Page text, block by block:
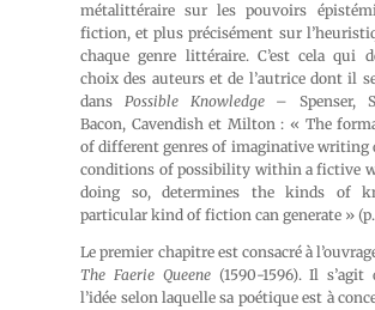
métalittéraire sur les pouvoirs
fiction, et plus précisément sur
chaque genre littéraire. C’est cela qui
choix des auteurs et de l’autrice dont il
dans Possible Knowledge– Spenser,
Bacon, Cavendish et Milton : « The
of different genres of imaginative writing
conditions of possibility within a fictive
doing so, determines the kinds of
particular kind of fiction can generate »
Le premier chapitre est consacré à
The Faerie Queene(1590-1596). Il s’agit
l’idée selon laquelle sa poétique est à